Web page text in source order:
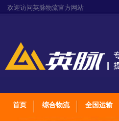
欢迎访问英脉物流官方网站
首页 综合物流 全国运输